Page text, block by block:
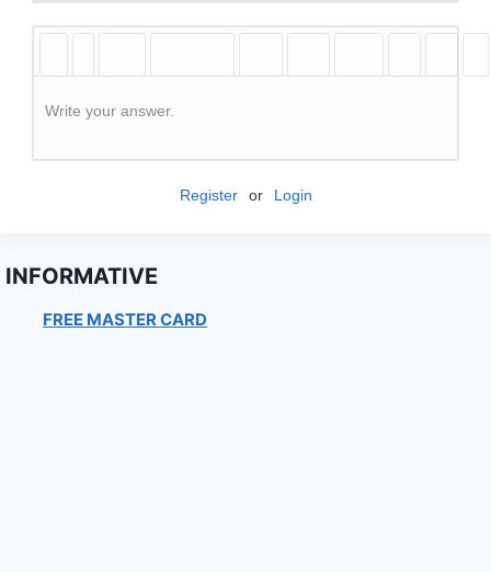
Write your answer.
Register or Login
INFORMATIVE
FREE MASTER CARD